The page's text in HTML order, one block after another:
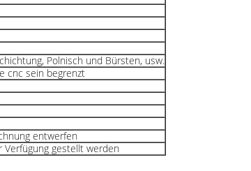
Polnisch und Bürsten, usw.
cnc sein begrenzt
entwerfen
gestellt werden